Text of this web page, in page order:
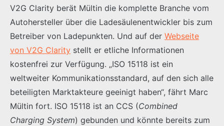
V2G Clarity berät Mültin die komplette Branche vom
Autohersteller über die Ladesäulenentwickler bis zum
Betreiber von Ladepunkten. Und auf der Webseite
von V2G Clarity stellt er etliche Informationen
kostenfrei zur Verfügung. „ISO 15118 ist ein
weltweiter Kommunikationsstandard, auf den sich alle
beteiligten Marktakteure geeinigt haben“, fährt Marc
Mültin fort. ISO 15118 ist an CCS (Combined
Charging System) gebunden und könnte bereits zum